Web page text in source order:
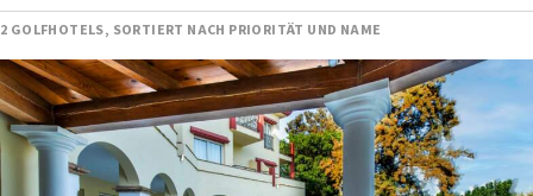
2 GOLFHOTELS, SORTIERT NACH PRIORITÄT UND NAME